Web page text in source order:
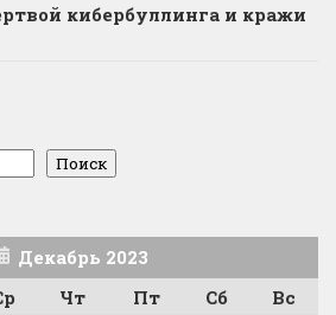
кибербуллинга и кражи
Поиск
Декабрь 2023
Чт Пт Сб Вс